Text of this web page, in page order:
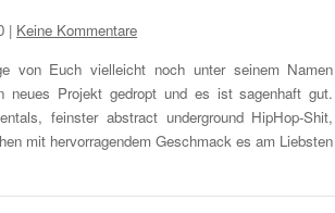
| Keine Kommentare
von Euch vielleicht noch unter seinem Namen
neues Projekt gedropt und es ist sagenhaft gut.
feinster abstract underground HipHop-Shit,
mit hervorragendem Geschmack es am Liebsten